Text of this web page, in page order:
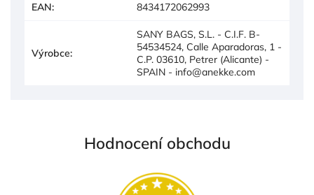
EAN: 8434172062993
Výrobce:
SANY BAGS, S.L. - C.I.F. B-
54534524, Calle Aparadoras, 1 -
C.P. 03610, Petrer (Alicante) -
SPAIN - info@anekke.com
Hodnocení obchodu